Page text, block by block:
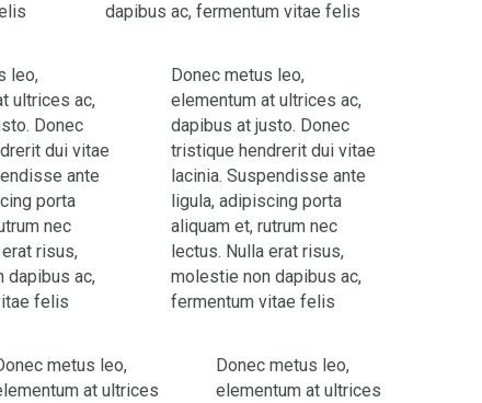
dapibus ac, fermentum vitae felis
leo,
ultrices ac,
Donec
dui vitae
ante
porta
nec
risus,
dapibus ac,
felis
Donec metus leo,
elementum at ultrices ac,
dapibus at justo. Donec
tristique hendrerit dui vitae
lacinia. Suspendisse ante
ligula, adipiscing porta
aliquam et, rutrum nec
lectus. Nulla erat risus,
molestie non dapibus ac,
fermentum vitae felis
metus leo,
at ultrices
Donec metus leo,
elementum at ultrices